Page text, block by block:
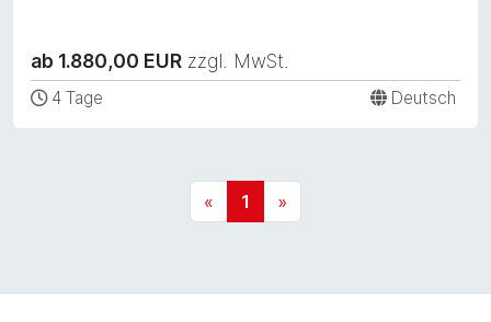
ab 1.880,00 EUR zzgl. MwSt.
4 Tage Deutsch
« 1 »